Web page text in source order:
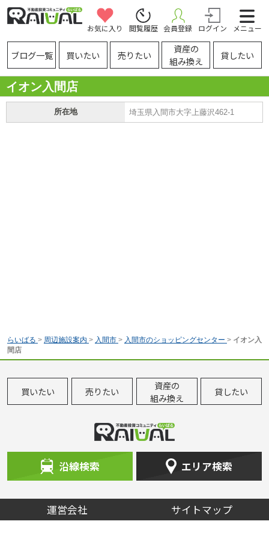
お気に入り 閲覧履歴 会員登録 ログイン メニュー
ブログ一覧 買いたい 売りたい
資産の
組み換え
貸したい
イオン入間店
所在地 埼玉県入間市大字上藤沢462-1
らいばる > 周辺施設案内 > 入間市 > 入間市のショッピングセンター > イオン入
間店
買いたい 売りたい
資産の
組み換え
貸したい
沿線検索 エリア検索
運営会社 サイトマップ